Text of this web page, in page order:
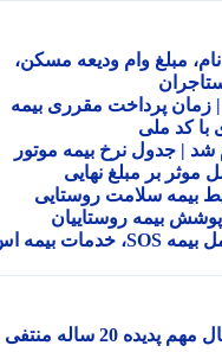
ثبت نام، مبلغ وام ودیعه مسکن،
پرداخت مقرری بیمه
۱۴۰۵ اعلام شد | جدول نرخ بیمه موتور
بر مبلغ نهایی
سلامت روستایی
بیمه اس او اس چیست؟ | معرفی کامل بیمه SOS، خدمات بیمه اس
مخالفت قطعی با جدایی مهدوی؛/ انتقال مهم پدیده 20 ساله منتفی